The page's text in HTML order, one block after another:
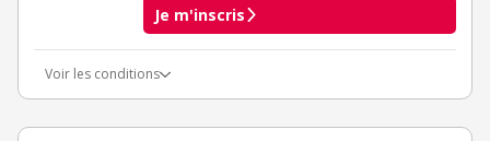
Je m'inscris
Voir les conditions
3€ de bienvenue crédités immédiatement + 1€ supplémentaire